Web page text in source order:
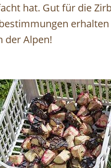
hat. Gut für die
der Alpen!